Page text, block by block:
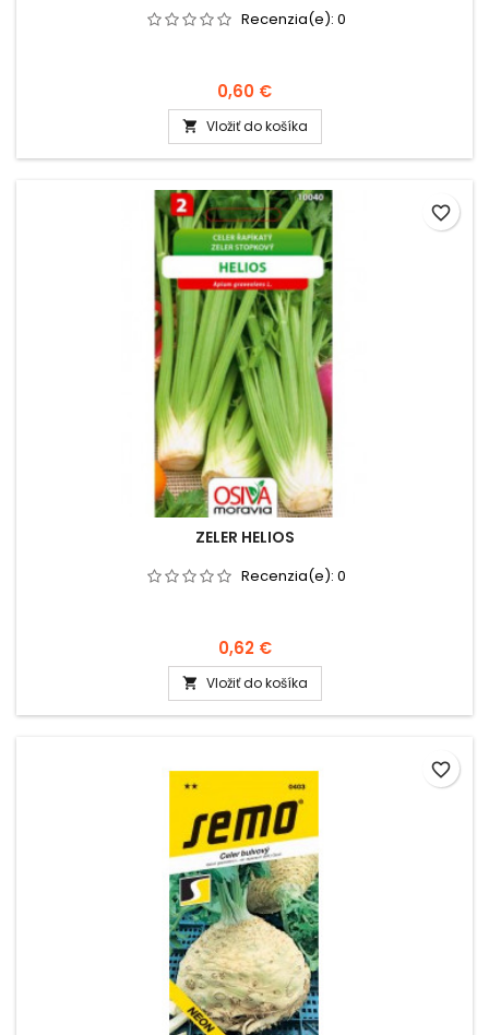
Recenzia(e): 0
0,60 €
 Vložiť do košíka
ZELER HELIOS
Recenzia(e): 0
0,62 €
 Vložiť do košíka
favorite_border
favorite_border